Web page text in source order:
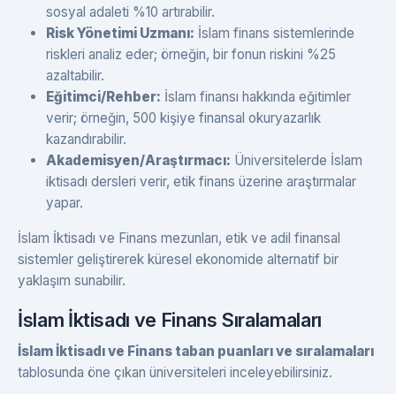
sosyal adaleti %10 artırabilir.
Risk Yönetimi Uzmanı: İslam finans sistemlerinde
riskleri analiz eder; örneğin, bir fonun riskini %25
azaltabilir.
Eğitimci/Rehber: İslam finansı hakkında eğitimler
verir; örneğin, 500 kişiye finansal okuryazarlık
kazandırabilir.
Akademisyen/Araştırmacı: Üniversitelerde İslam
iktisadı dersleri verir, etik finans üzerine araştırmalar
yapar.
İslam İktisadı ve Finans mezunları, etik ve adil finansal
sistemler geliştirerek küresel ekonomide alternatif bir
yaklaşım sunabilir.
İslam İktisadı ve Finans Sıralamaları
İslam İktisadı ve Finans taban puanları ve sıralamaları
tablosunda öne çıkan üniversiteleri inceleyebilirsiniz.